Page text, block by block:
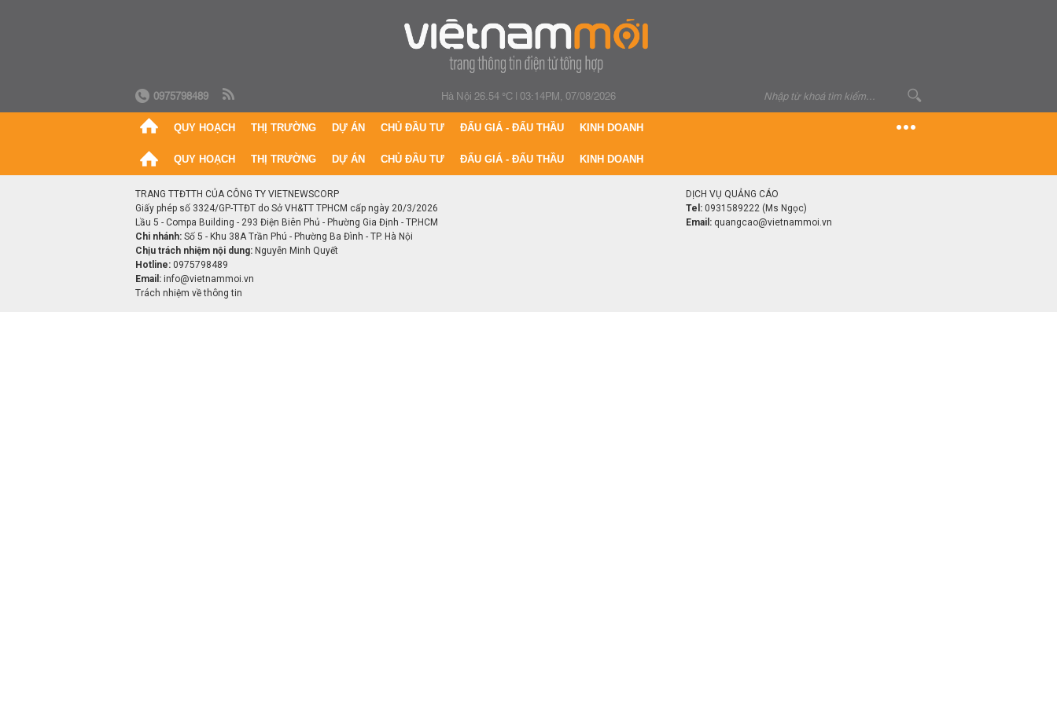
0975798489 Hà Nội 26.54 °C|03:14PM, 07/08/2026
QUY HOẠCH THỊ TRƯỜNG DỰ ÁN CHỦ ĐẦU TƯ ĐẤU GIÁ - ĐẤU THẦU KINH DOANH
QUY HOẠCH THỊ TRƯỜNG DỰ ÁN CHỦ ĐẦU TƯ ĐẤU GIÁ - ĐẤU THẦU KINH DOANH
TRANG TTĐTTH CỦA CÔNG TY VIETNEWSCORP
Giấy phép số 3324/GP-TTĐT do Sở VH&TT TPHCM cấp ngày 20/3/2026
Lầu 5 - Compa Building - 293 Điện Biên Phủ - Phường Gia Định - TP.HCM
Chi nhánh: Số 5 - Khu 38A Trần Phú - Phường Ba Đình - TP. Hà Nội
Chịu trách nhiệm nội dung: Nguyễn Minh Quyết
Hotline: 0975798489
Email: info@vietnammoi.vn
Trách nhiệm về thông tin
DỊCH VỤ QUẢNG CÁO
Tel: 0931589222 (Ms Ngọc)
Email: quangcao@vietnammoi.vn